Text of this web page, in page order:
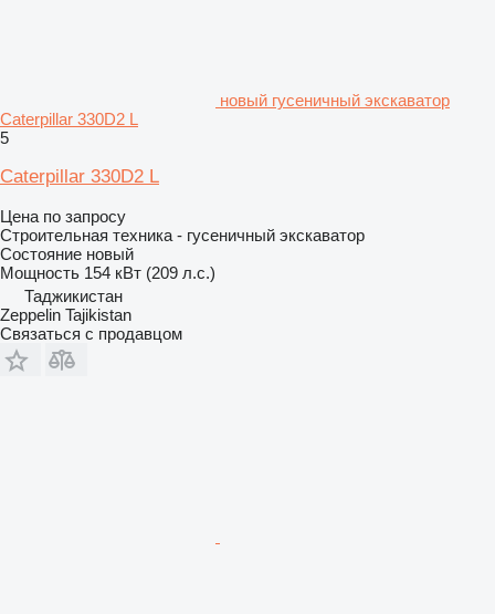
новый гусеничный экскаватор
Caterpillar 330D2 L
5
Caterpillar 330D2 L
Цена по запросу
Строительная техника - гусеничный экскаватор
Состояние новый
Мощность 154 кВт (209 л.с.)
Таджикистан
Zeppelin Tajikistan
Связаться с продавцом